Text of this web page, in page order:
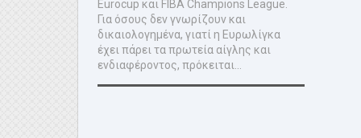
Eurocup και FIBA Champions League.
Για όσους δεν γνωρίζουν και
δικαιολογημένα, γιατί η Ευρωλίγκα
έχει πάρει τα πρωτεία αίγλης και
ενδιαφέροντος, πρόκειται...